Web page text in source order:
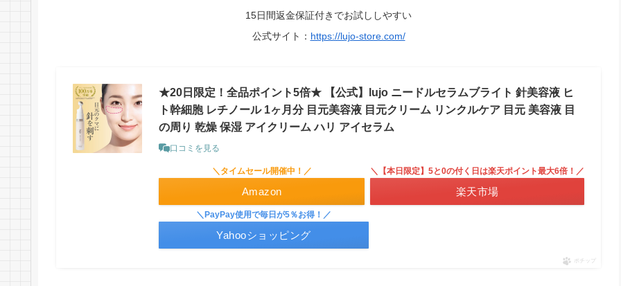
15日間返金保証付きでお試ししやすい
公式サイト： https://lujo-store.com/
★20日限定！全品ポイント5倍★ 【公式】lujo ニードルセラムブライト 針美容液 ヒ
ト幹細胞 レチノール 1ヶ月分 目元美容液 目元クリーム リンクルケア 目元 美容液 目
の周り 乾燥 保湿 アイクリーム ハリ アイセラム
口コミを見る
＼タイムセール開催中！／
Amazon
＼【本日限定】5と0の付く日は楽天ポイント最大6倍！／
楽天市場
＼PayPay使用で毎日が5％お得！／
Yahooショッピング
ポチップ